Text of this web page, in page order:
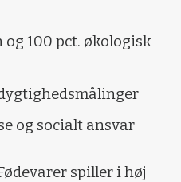
100 pct. økologisk
og socialt ansvar
spiller i høj